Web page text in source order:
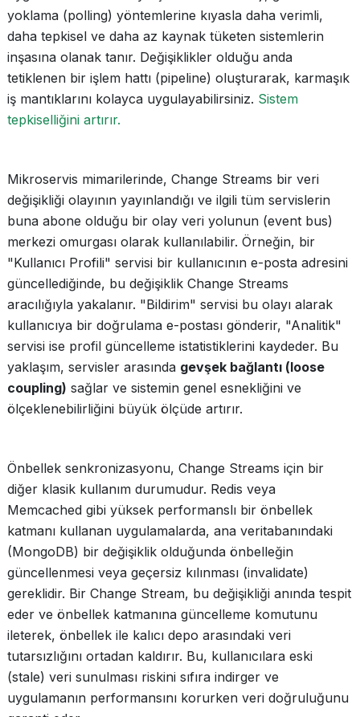
yoklama (polling) yöntemlerine kıyasla daha verimli,
daha tepkisel ve daha az kaynak tüketen sistemlerin
inşasına olanak tanır. Değişiklikler olduğu anda
tetiklenen bir işlem hattı (pipeline) oluşturarak, karmaşık
iş mantıklarını kolayca uygulayabilirsiniz. Sistem
tepkiselliğini artırır.
Mikroservis mimarilerinde, Change Streams bir veri
değişikliği olayının yayınlandığı ve ilgili tüm servislerin
buna abone olduğu bir olay veri yolunun (event bus)
merkezi omurgası olarak kullanılabilir. Örneğin, bir
"Kullanıcı Profili" servisi bir kullanıcının e-posta adresini
güncellediğinde, bu değişiklik Change Streams
aracılığıyla yakalanır. "Bildirim" servisi bu olayı alarak
kullanıcıya bir doğrulama e-postası gönderir, "Analitik"
servisi ise profil güncelleme istatistiklerini kaydeder. Bu
yaklaşım, servisler arasında gevşek bağlantı (loose
coupling) sağlar ve sistemin genel esnekliğini ve
ölçeklenebilirliğini büyük ölçüde artırır.
Önbellek senkronizasyonu, Change Streams için bir
diğer klasik kullanım durumudur. Redis veya
Memcached gibi yüksek performanslı bir önbellek
katmanı kullanan uygulamalarda, ana veritabanındaki
(MongoDB) bir değişiklik olduğunda önbelleğin
güncellenmesi veya geçersiz kılınması (invalidate)
gereklidir. Bir Change Stream, bu değişikliği anında tespit
eder ve önbellek katmanına güncelleme komutunu
ileterek, önbellek ile kalıcı depo arasındaki veri
tutarsızlığını ortadan kaldırır. Bu, kullanıcılara eski
(stale) veri sunulması riskini sıfıra indirger ve
uygulamanın performansını korurken veri doğruluğunu